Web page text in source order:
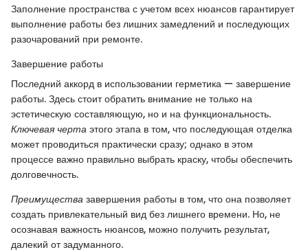
Заполнение пространства с учетом всех нюансов гарантирует
выполнение работы без лишних замедлений и последующих
разочарований при ремонте.
Завершение работы
Последний аккорд в использовании герметика — завершение
работы. Здесь стоит обратить внимание не только на
эстетическую составляющую, но и на функциональность.
Ключевая черта этого этапа в том, что последующая отделка
может проводиться практически сразу; однако в этом
процессе важно правильно выбрать краску, чтобы обеспечить
долговечность.
Преимущества завершения работы в том, что она позволяет
создать привлекательный вид без лишнего времени. Но, не
осознавая важность нюансов, можно получить результат,
далекий от задуманного.